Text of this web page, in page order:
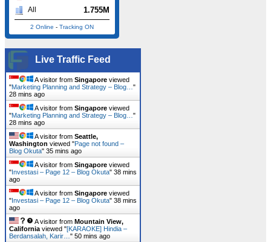
All 1.755M
2 Online - Tracking ON
Live Traffic Feed
A visitor from Singapore viewed
"Marketing Planning and Strategy – Blog… "
28 mins ago
A visitor from Singapore viewed
"Marketing Planning and Strategy – Blog… "
28 mins ago
A visitor from Seattle,
Washington viewed "Page not found –
Blog Okuta" 35 mins ago
A visitor from Singapore viewed
"Investasi – Page 12 – Blog Okuta" 38 mins
ago
A visitor from Singapore viewed
"Investasi – Page 12 – Blog Okuta" 38 mins
ago
A visitor from Mountain View,
California viewed "[KARAOKE] Hindia –
Berdansalah, Karir… " 50 mins ago